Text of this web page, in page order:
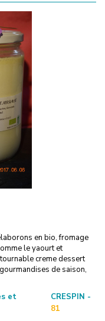
en bio, fromage
le yaourt et
creme dessert
de saison,
et
CRESPIN -
81